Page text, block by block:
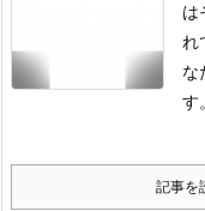
は
れ
な
す
記事を